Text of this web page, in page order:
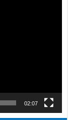
02:07